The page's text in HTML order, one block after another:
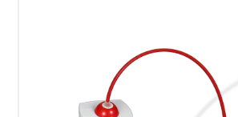
Português